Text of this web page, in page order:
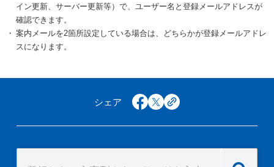
イン更新、サーバー更新等）で、ユーザー名と登録メールアドレスが
確認できます。
案内メールを2箇所設定している場合は、どちらかが登録メールアドレ
スになります。
シェア facebook
x copy